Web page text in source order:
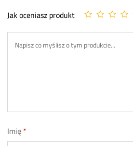
Jak oceniasz produkt
Imię*